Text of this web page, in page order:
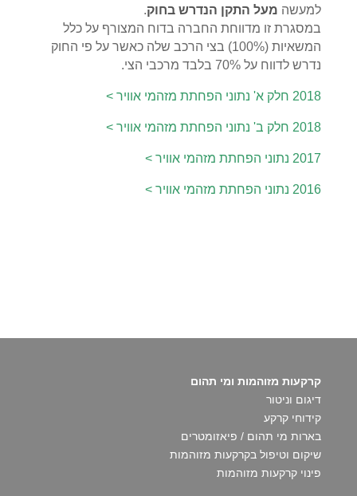
למעשה מעל התקן הנדרש בחוק.
במסגרת זו מדווחת החברה בדוח המצורף על כלל
המשאיות (100%) בצי הרכב שלה כאשר על פי החוק
נדרש לדווח על 70% בלבד מרכבי הצי.
2018 חלק א' נתוני הפחתת מזהמי אוויר >
2018 חלק ב' נתוני הפחתת מזהמי אוויר >
2017 נתוני הפחתת מזהמי אוויר >
2016 נתוני הפחתת מזהמי אוויר >
קרקעות מזוהמות ומי תהום
דיגום וניטור
קידוחי קרקע
בארות מי תהום / פיאזומטרים
שיקום וטיפול בקרקעות מזוהמות
פינוי קרקעות מזוהמות